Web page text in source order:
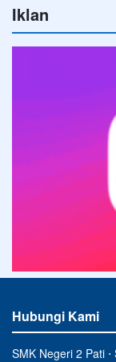
Iklan
Hubungi Kami
SMK Negeri 2 Pati